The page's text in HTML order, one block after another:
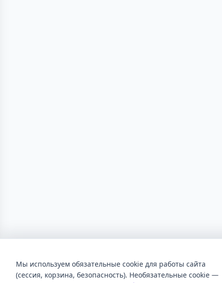
Мы используем обязательные cookie для работы сайта
(сессия, корзина, безопасность). Необязательные cookie —